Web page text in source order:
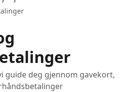
guide deg gjennom gavekort,